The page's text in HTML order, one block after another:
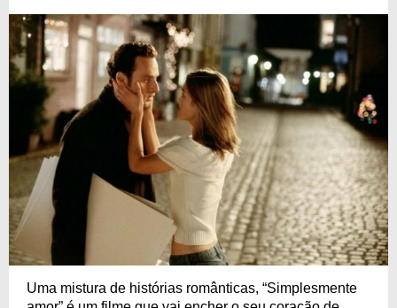
Uma mistura de histórias românticas, “Simplesmente